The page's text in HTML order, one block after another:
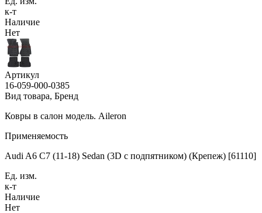
к-т
Наличие
Нет
Артикул
16-059-000-0385
Вид товара, Бренд
Ковры в салон модель. Aileron
Применяемость
Audi A6 C7 (11-18) Sedan (3D с подпятником) (Крепеж) [61110]
Ед. изм.
к-т
Наличие
Нет